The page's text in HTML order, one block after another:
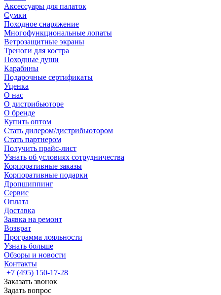
Аксессуары для палаток
Сумки
Походное снаряжение
Многофункциональные лопаты
Ветрозащитные экраны
Треноги для костра
Походные души
Карабины
Подарочные сертификаты
Уценка
О нас
О дистрибьюторе
О бренде
Купить оптом
Стать дилером/дистрибьютором
Стать партнером
Получить прайс-лист
Узнать об условиях сотрудничества
Корпоративные заказы
Корпоративные подарки
Дропшиппинг
Сервис
Оплата
Доставка
Заявка на ремонт
Возврат
Программа лояльности
Узнать больше
Обзоры и новости
Контакты
+7 (495) 150-17-28
Заказать звонок
Задать вопрос